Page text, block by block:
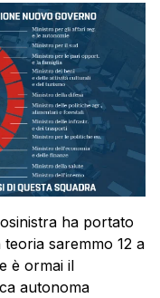
ha portato
saremmo 12 a
è ormai il
autonoma